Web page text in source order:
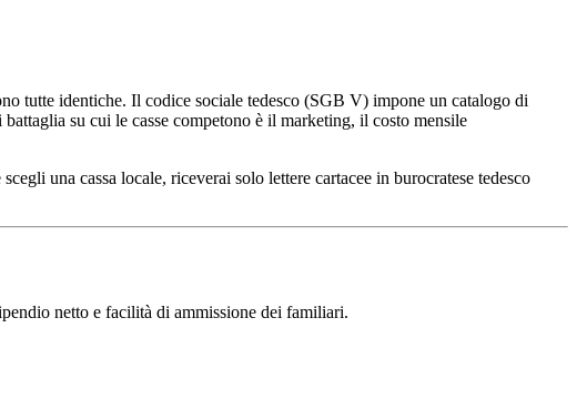
tutte identiche. Il codice sociale tedesco (SGB V) impone un catalogo di
su cui le casse competono è il marketing, il costo mensile
scegli una cassa locale, riceverai solo lettere cartacee in burocratese tedesco
netto e facilità di ammissione dei familiari.